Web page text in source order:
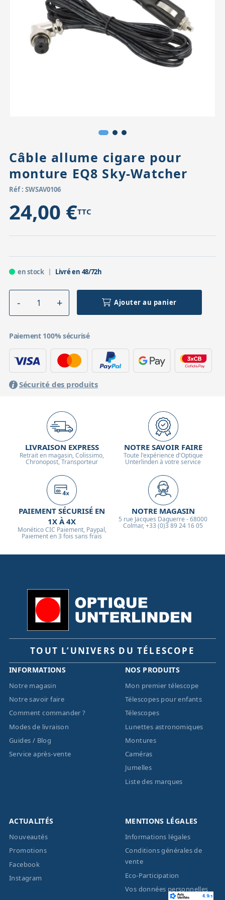
Accessoires pour montures
Têtes
Pièces détachées
Câble allume cigare pour
monture EQ8 Sky-Watcher
Réf : SWSAV0106
24,00 €TTC
en stock Livré en 48/72h
Ajouter au panier
Paiement 100% sécurisé
Sécurité des produits
LIVRAISON EXPRESS
Retrait en magasin, Colissimo,
Chronopost, Transporteur
NOTRE SAVOIR FAIRE
Toute l'expérience d'Optique
Unterlinden à votre service
PAIEMENT SÉCURISÉ EN
1X À 4X
Monético CIC Paiement, Paypal,
Paiement en 3 fois sans frais
NOTRE MAGASIN
5 rue Jacques Daguerre - 68000
Colmar, +33 (0)3 89 24 16 05
TOUT L’UNIVERS DU TÉLESCOPE
INFORMATIONS
Notre magasin
Notre savoir faire
Comment commander ?
Modes de livraison
Guides / Blog
Service après-vente
NOS PRODUITS
Mon premier télescope
Télescopes pour enfants
Télescopes
Lunettes astronomiques
Montures
Caméras
Jumelles
Liste des marques
ACTUALITÉS
Nouveautés
Promotions
Facebook
Instagram
MENTIONS LÉGALES
Informations légales
Conditions générales de
vente
Eco-Participation
Vos données personnelles